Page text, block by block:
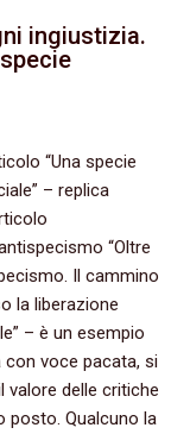
ingiustizia.
“Una specie
– replica
“Oltre
Il cammino
la liberazione
– è un esempio
voce pacata, si
delle critiche
posto. Qualcuno la